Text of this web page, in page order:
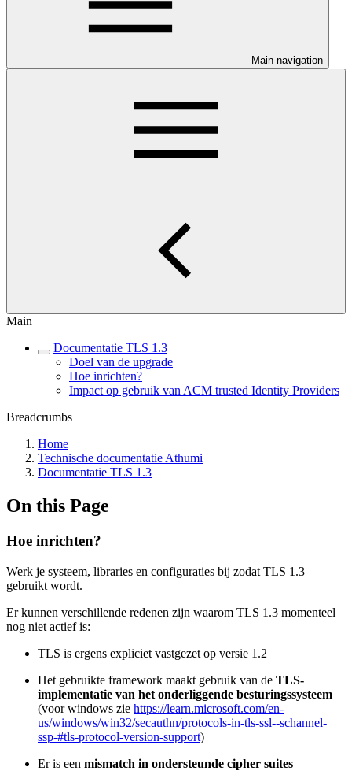
Main navigation
Main
Documentatie TLS 1.3
Doel van de upgrade
Hoe inrichten?
Impact op gebruik van ACM trusted Identity Providers
Breadcrumbs
Home
Technische documentatie Athumi
Documentatie TLS 1.3
On this Page
Hoe inrichten?
Werk je systeem, libraries en configuraties bij zodat TLS 1.3
gebruikt wordt.
Er kunnen verschillende redenen zijn waarom TLS 1.3 momenteel
nog niet actief is:
TLS is ergens expliciet vastgezet op versie 1.2
Het gebruikte framework maakt gebruik van de TLS-
implementatie van het onderliggende besturingssysteem
(voor windows zie https://learn.microsoft.com/en-
us/windows/win32/secauthn/protocols-in-tls-ssl--schannel-
ssp-#tls-protocol-version-support)
Er is een mismatch in ondersteunde cipher suites